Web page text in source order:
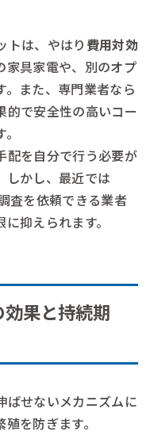
トは、やはり 費用対効
家具家電や、別のオプ
。また、専門業者なら
的で安全性の高いコー
配を自分で行う必要が
しかし、最近では
査を依頼できる業者
抑えられます。
果と持続期
ばせないメカニズムに
を防ぎます。